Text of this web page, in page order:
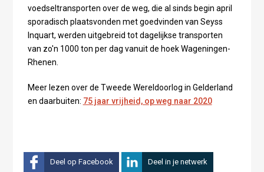
voedseltransporten over de weg, die al sinds begin april
sporadisch plaatsvonden met goedvinden van Seyss
Inquart, werden uitgebreid tot dagelijkse transporten
van zo'n 1000 ton per dag vanuit de hoek Wageningen-
Rhenen.
Meer lezen over de Tweede Wereldoorlog in Gelderland
en daarbuiten: 75 jaar vrijheid, op weg naar 2020
Deel op Facebook Deel in je netwerk